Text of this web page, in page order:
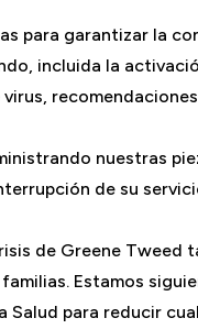
para garantizar la
incluida la
nuestras
de su
de Greene
Estamos
Salud para reducir